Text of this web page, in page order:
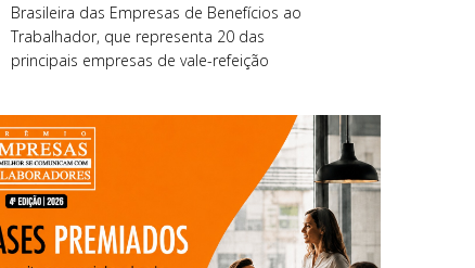
Brasileira das Empresas de Benefícios ao
Trabalhador, que representa 20 das
principais empresas de vale-refeição